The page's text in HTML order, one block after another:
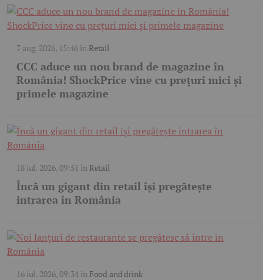
7 aug. 2026, 15:46în Retail
CCC aduce un nou brand de magazine în
România! ShockPrice vine cu prețuri mici și
primele magazine
18 iul. 2026, 09:51 în Retail
Încă un gigant din retail își pregătește
intrarea în România
16 iul. 2026, 09:34în Food and drink